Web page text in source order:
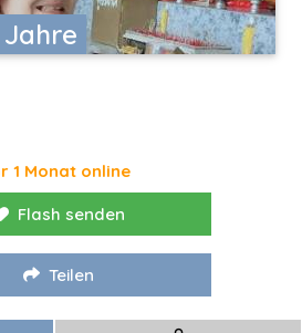
1 Monat online
Flash senden
Teilen